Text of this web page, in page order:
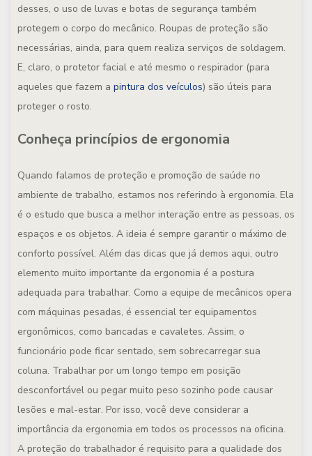
desses, o uso de luvas e botas de segurança também
protegem o corpo do mecânico. Roupas de proteção são
necessárias, ainda, para quem realiza serviços de soldagem.
E, claro, o protetor facial e até mesmo o respirador (para
aqueles que fazem a pintura dos veículos) são úteis para
proteger o rosto.
Conheça princípios de ergonomia
Quando falamos de proteção e promoção de saúde no
ambiente de trabalho, estamos nos referindo à ergonomia. Ela
é o estudo que busca a melhor interação entre as pessoas, os
espaços e os objetos. A ideia é sempre garantir o máximo de
conforto possível. Além das dicas que já demos aqui, outro
elemento muito importante da ergonomia é a postura
adequada para trabalhar. Como a equipe de mecânicos opera
com máquinas pesadas, é essencial ter equipamentos
ergonômicos, como bancadas e cavaletes. Assim, o
funcionário pode ficar sentado, sem sobrecarregar sua
coluna. Trabalhar por um longo tempo em posição
desconfortável ou pegar muito peso sozinho pode causar
lesões e mal-estar. Por isso, você deve considerar a
importância da ergonomia em todos os processos na oficina.
A proteção do trabalhador é requisito para a qualidade dos